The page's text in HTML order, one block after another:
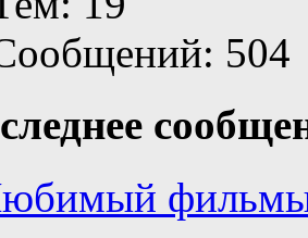
504
фильмы